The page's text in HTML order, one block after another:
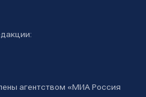
агентством «МИА Россия